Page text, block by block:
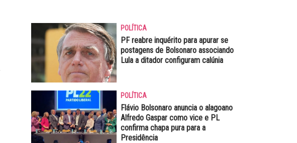
POLÍTICA
PF reabre inquérito para apurar se
postagens de Bolsonaro associando
Lula a ditador configuram calúnia
POLÍTICA
Flávio Bolsonaro anuncia o alagoano
Alfredo Gaspar como vice e PL
confirma chapa pura para a
Presidência